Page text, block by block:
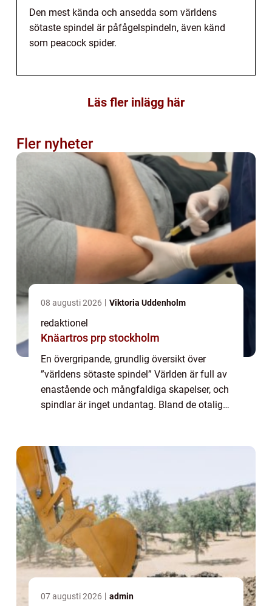
Den mest kända och ansedda som världens
sötaste spindel är påfågelspindeln, även känd
som peacock spider.
Läs fler inlägg här
Fler nyheter
08 augusti 2026 Viktoria Uddenholm
redaktionel
Knäartros prp stockholm
En övergripande, grundlig översikt över
”världens sötaste spindel” Världen är full av
enastående och mångfaldiga skapelser, och
spindlar är inget undantag. Bland de otaliga
07 augusti 2026 admin